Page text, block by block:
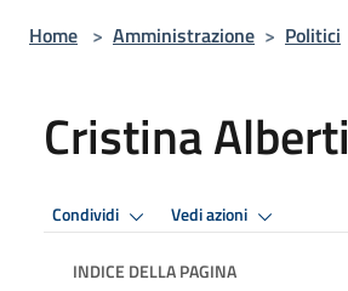
Home > Amministrazione > Politici
Cristina Alberti
Condividi Vedi azioni
INDICE DELLA PAGINA